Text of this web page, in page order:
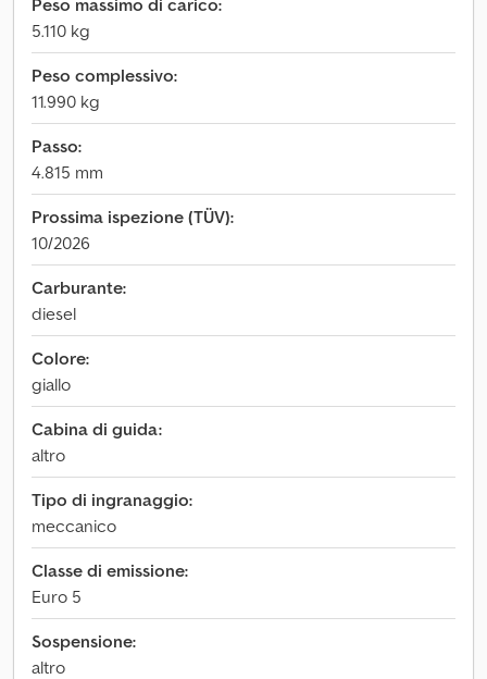
Peso massimo di carico:
5.110 kg
Peso complessivo:
11.990 kg
Passo:
4.815 mm
Prossima ispezione (TÜV):
10/2026
Carburante:
diesel
Colore:
giallo
Cabina di guida:
altro
Tipo di ingranaggio:
meccanico
Classe di emissione:
Euro 5
Sospensione:
altro